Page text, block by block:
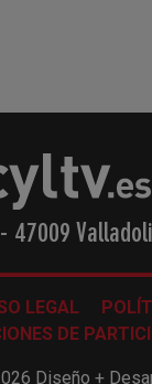
47009
LEGAL
DE
Diseño +